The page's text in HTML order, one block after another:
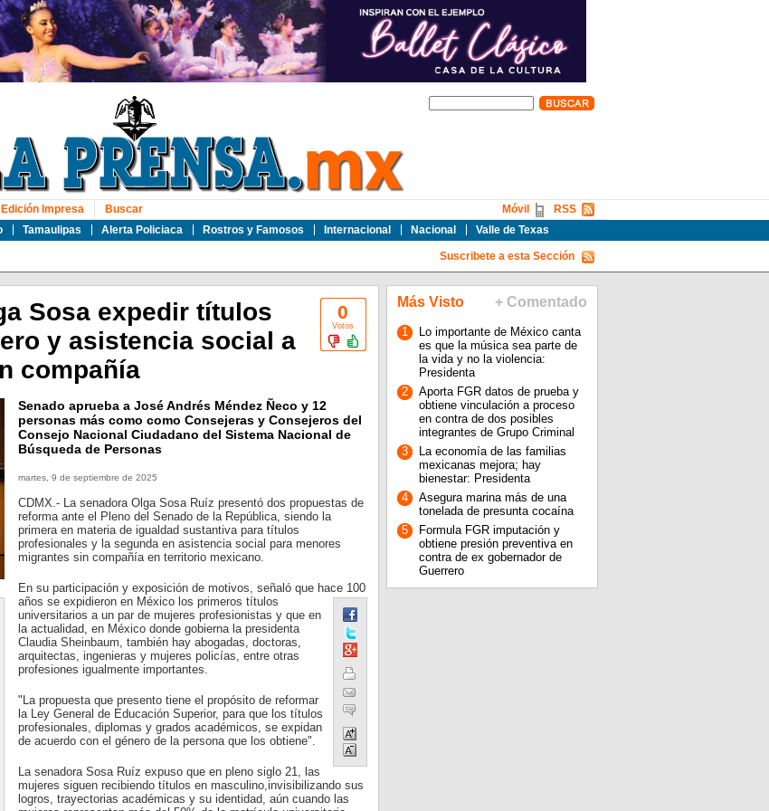
Tamaulipas Alerta Policiaca Rostros y Famosos Internacional Nacional Valle de Texas
Edición Impresa Buscar RSS
Móvil
Suscribete a esta Sección
0
Votos
Sosa expedir títulos
y asistencia social a
compañía
Senado aprueba a José Andrés Méndez Ñeco y 12
personas más como como Consejeras y Consejeros del
Consejo Nacional Ciudadano del Sistema Nacional de
Búsqueda de Personas
martes, 9 de septiembre de 2025
CDMX.- La senadora Olga Sosa Ruíz presentó dos propuestas de
reforma ante el Pleno del Senado de la República, siendo la
primera en materia de igualdad sustantiva para títulos
profesionales y la segunda en asistencia social para menores
migrantes sin compañía en territorio mexicano.
En su participación y exposición de motivos, señaló que hace 100
años se expidieron en México los primeros títulos
universitarios a un par de mujeres profesionistas y que en
la actualidad, en México donde gobierna la presidenta
Claudia Sheinbaum, también hay abogadas, doctoras,
arquitectas, ingenieras y mujeres policías, entre otras
profesiones igualmente importantes.
"La propuesta que presento tiene el propósito de reformar
la Ley General de Educación Superior, para que los títulos
profesionales, diplomas y grados académicos, se expidan
de acuerdo con el género de la persona que los obtiene".
La senadora Sosa Ruíz expuso que en pleno siglo 21, las
mujeres siguen recibiendo títulos en masculino,invisibilizando sus
logros, trayectorias académicas y su identidad, aún cuando las
Más Visto + Comentado
1
Lo importante de México canta
es que la música sea parte de
la vida y no la violencia:
Presidenta
2
Aporta FGR datos de prueba y
obtiene vinculación a proceso
en contra de dos posibles
integrantes de Grupo Criminal
3
La economía de las familias
mexicanas mejora; hay
bienestar: Presidenta
4
Asegura marina más de una
tonelada de presunta cocaína
5
Formula FGR imputación y
obtiene presión preventiva en
contra de ex gobernador de
Guerrero